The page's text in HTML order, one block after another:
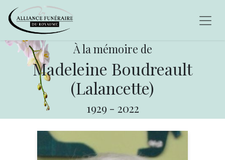
À la mémoire de
Madeleine Boudreault
(Lalancette)
1929 - 2022